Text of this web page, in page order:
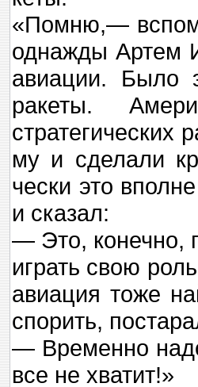
«Помню,—
однажды Артем
авиации. Было
ракеты.
стратегических
му и сделали
чески это
и сказал:
— Это, конечно,
играть свою
авиация тоже
спорить,
— Временно
все не хватит!»